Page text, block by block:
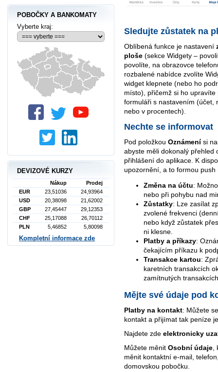
Sledujte zůstatek na
Oblíbená funkce je nastavení
ploše (sekce Widgety –
povolíte, na obrazovce
rozbalené nabídce zvolíte
widget klepnete (nebo ho
místo), přičemž si ho
formuláři s nastavením (účet,
nebo v procentech).
Nechte se informovat
Pod položkou Oznámenísi
abyste měli dokonalý přehled
přihlášení do aplikace. K
upozornění, a to formou
Změna na účtu:
nebo při pohybu nad
Zůstatky: Lze zasílat
zvolené frekvenci
nebo když zůstatek
ni klesne.
Platby a příkazy:
čekajícím příkazu k
Transakce kartou:
karetních transakcích
zamítnutých
Mějte své údaje pod
Platby na kontakt: Můžete
kontakt a přijímat tak peníze
Najdete zde elektronicky
Můžete měnit Osobní údaje
měnit kontaktní e-mail,
domovskou pobočku.
POBOČKY A BANKOMATY
Vyberte kraj:
DEVIZOVÉ KURZY
Nákup
Prodej
EUR
23,51036
24,93964
USD
20,38098
21,62002
GBP
27,45447
29,12353
CHF
25,17088
26,70112
PLN
5,46852 5,80098
Kompletní informace zde